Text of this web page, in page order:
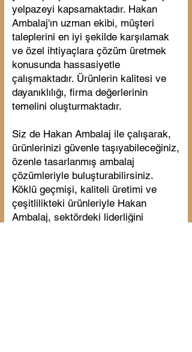
yelpazeyi kapsamaktadır. Hakan
Ambalaj'ın uzman ekibi, müşteri
taleplerini en iyi şekilde karşılamak
ve özel ihtiyaçlara çözüm üretmek
konusunda hassasiyetle
çalışmaktadır. Ürünlerin kalitesi ve
dayanıklılığı, firma değerlerinin
temelini oluşturmaktadır.
Siz de Hakan Ambalaj ile çalışarak,
ürünlerinizi güvenle taşıyabileceğiniz,
özenle tasarlanmış ambalaj
çözümleriyle buluşturabilirsiniz.
Köklü geçmişi, kaliteli üretimi ve
çeşitlilikteki ürünleriyle Hakan
Ambalaj, sektördeki liderliğini